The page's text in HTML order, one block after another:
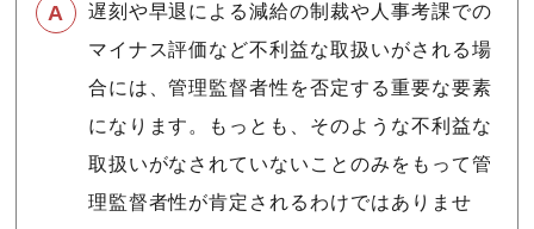
遅刻や早退による減給の制裁や人事考課での
マイナス評価など不利益な取扱いがされる場
合には、管理監督者性を否定する重要な要素
になります。もっとも、そのような不利益な
取扱いがなされていないことのみをもって管
理監督者性が肯定されるわけではありませ